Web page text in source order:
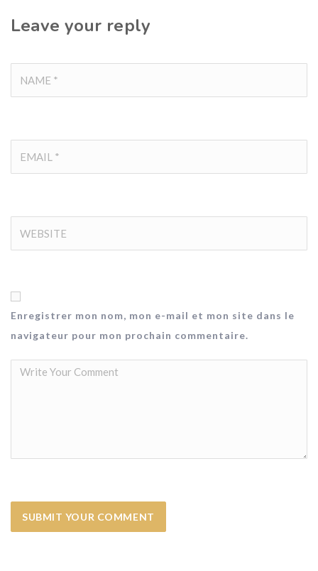
Leave your reply
Enregistrer mon nom, mon e-mail et mon site dans le
navigateur pour mon prochain commentaire.